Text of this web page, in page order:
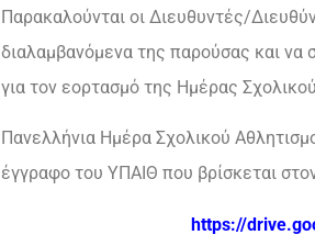
Παρακαλούνται οι Διευθυντές/
διαλαμβανόμενα της παρούσας και
για τον εορτασμό της Ημέρας
Πανελλήνια Ημέρα Σχολικού
έγγραφο του ΥΠΑΙΘ που βρίσκεται
https://